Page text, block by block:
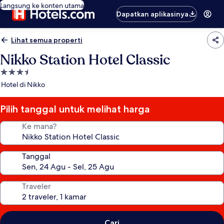
Langsung ke konten utama
Dapatkan aplikasinya
Lihat semua properti
Nikko Station Hotel Classic
Properti
bintang
Hotel di Nikko
Pilih tanggal untuk melihat harga
Ke mana?
Tanggal
Traveler